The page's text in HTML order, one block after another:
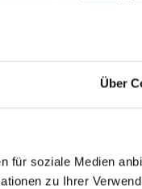
Über
für soziale Medien
zu Ihrer
Africa: